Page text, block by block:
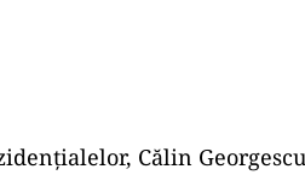
Călin